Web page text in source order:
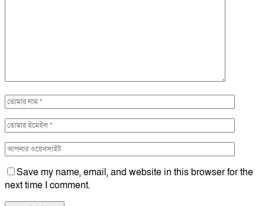
Save my name, email, and website in this browser for the
next time I comment.